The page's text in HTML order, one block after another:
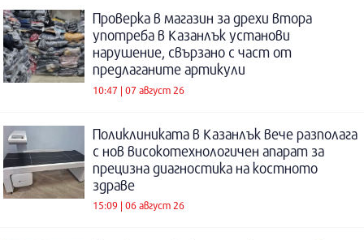
Проверка в магазин за дрехи втора
употреба в Казанлък установи
нарушение, свързано с част от
предлаганите артикули
10:47 | 07 август 26
Поликлиниката в Казанлък вече разполага
с нов високотехнологичен апарат за
прецизна диагностика на костното
здраве
15:09 | 06 август 26